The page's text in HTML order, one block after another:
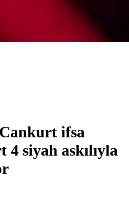
ifsa
siyah askılıyla